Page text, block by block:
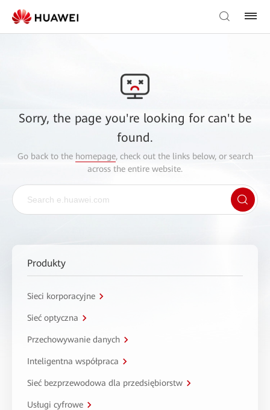
Sorry, the page you're looking for can't be
found.
Go back to the homepage, check out the links below, or search
across the entire website.
Produkty
Sieci korporacyjne
Sieć optyczna
Przechowywanie danych
Inteligentna współpraca
Sieć bezprzewodowa dla przedsiębiorstw
Usługi cyfrowe